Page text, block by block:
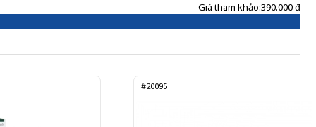
Giá tham khảo:390.000 đ
#20095